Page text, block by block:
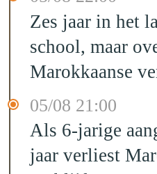
Zes jaar in het
school, maar
Marokkaanse
05/08 21:00
Als 6-jarige
jaar verliest